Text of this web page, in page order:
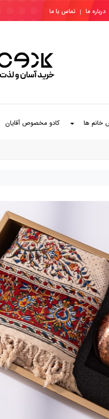
درباره ما تماس با ما
ها کادو مخصوص آقایان